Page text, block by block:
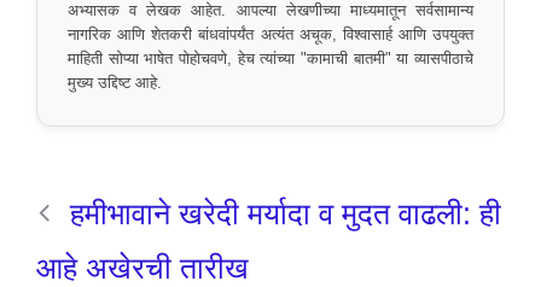
अभ्यासक व लेखक आहेत. आपल्या लेखणीच्या माध्यमातून सर्वसामान्य
नागरिक आणि शेतकरी बांधवांपर्यंत अत्यंत अचूक, विश्वासार्ह आणि उपयुक्त
माहिती सोप्या भाषेत पोहोचवणे, हेच त्यांच्या "कामाची बातमी" या व्यासपीठाचे
मुख्य उद्दिष्ट आहे.
हमीभावाने खरेदी मर्यादा व मुदत वाढली: ही
आहे अखेरची तारीख